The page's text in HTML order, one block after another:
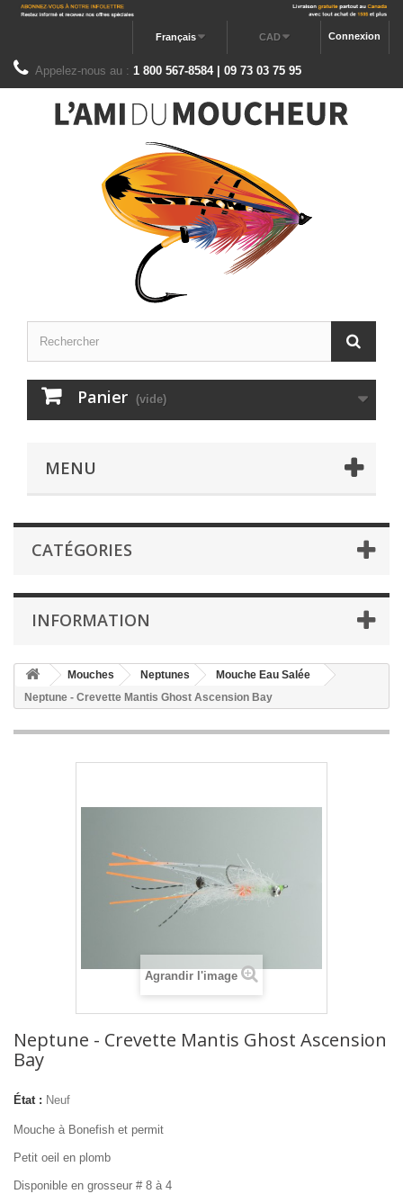
Connexion
CAD
Français
Appelez-nous au : 1 800 567-8584 | 09 73 03 75 95
Panier (vide)
MENU
CATÉGORIES
INFORMATION
Mouches Neptunes
Mouche Eau Salée
Neptune - Crevette Mantis Ghost Ascension Bay
Agrandir l'image
Neptune - Crevette Mantis Ghost Ascension
Bay
État : Neuf
Mouche à Bonefish et permit
Petit oeil en plomb
Disponible en grosseur # 8 à 4